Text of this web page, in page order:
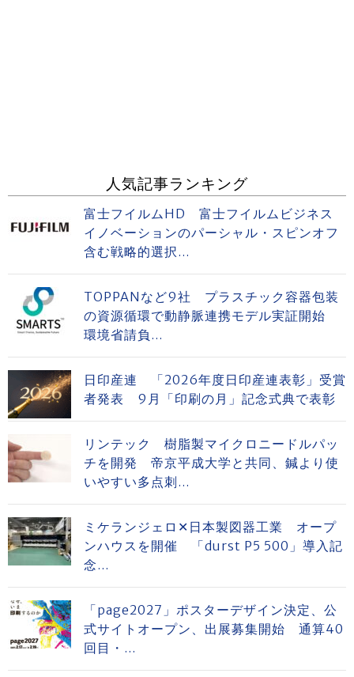
人気記事ランキング
富士フイルムHD 富士フイルムビジネス
イノベーションのパーシャル・スピンオフ
含む戦略的選択...
TOPPANなど9社 プラスチック容器包装
の資源循環で動静脈連携モデル実証開始
環境省請負...
日印産連 「2026年度日印産連表彰」受賞
者発表 9月「印刷の月」記念式典で表彰
リンテック 樹脂製マイクロニードルパッ
チを開発 帝京平成大学と共同、鍼より使
いやすい多点刺...
ミケランジェロ✕日本製図器工業 オープ
ンハウスを開催 「durst P5 500」導入記
念...
「page2027」ポスターデザイン決定、公
式サイトオープン、出展募集開始 通算40
回目・...